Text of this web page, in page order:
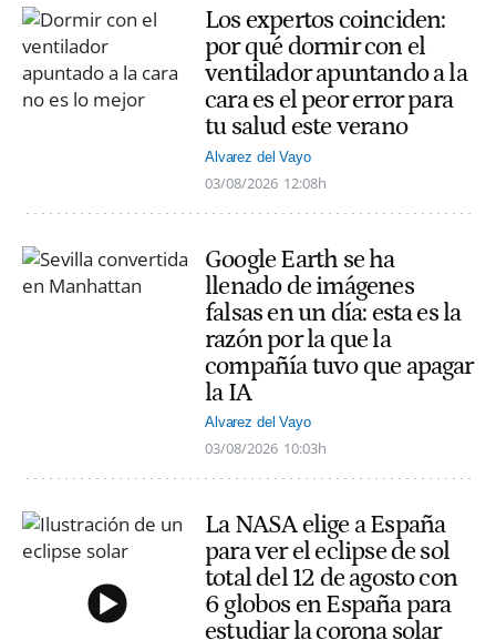
Los expertos coinciden:
por qué dormir con el
ventilador apuntando a la
cara es el peor error para
tu salud este verano
Alvarez del Vayo
03/08/2026 12:08h
Google Earth se ha
llenado de imágenes
falsas en un día: esta es la
razón por la que la
compañía tuvo que apagar
la IA
Alvarez del Vayo
03/08/2026 10:03h
La NASA elige a España
para ver el eclipse de sol
total del 12 de agosto con
6 globos en España para
estudiar la corona solar